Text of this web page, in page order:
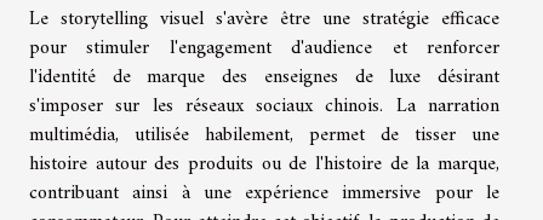
Le storytelling visuel s'avère être une stratégie efficace
pour stimuler l'engagement d'audience et renforcer
l'identité de marque des enseignes de luxe désirant
s'imposer sur les réseaux sociaux chinois. La narration
multimédia, utilisée habilement, permet de tisser une
histoire autour des produits ou de l'histoire de la marque,
contribuant ainsi à une expérience immersive pour le